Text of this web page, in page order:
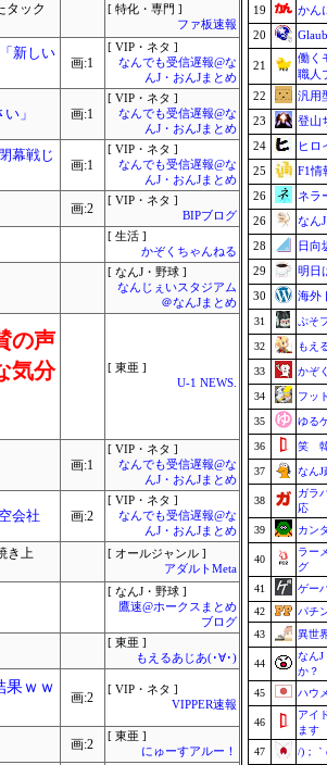
タック
[ 特化・専門 ]
ファ板速報
新しい
画:1
[ VIP・ネタ ]
なんでも受信遅報@な
んJ・おんJまとめ
」 画:1
[ VIP・ネタ ]
なんでも受信遅報@な
んJ・おんJまとめ
幕戦じ
画:1
[ VIP・ネタ ]
なんでも受信遅報@な
んJ・おんJまとめ
画:2
[ VIP・ネタ ]
BIPブログ
[ 生活 ]
かぞくちゃんねる
[ なんJ・野球 ]
なんじぇいスタジアム
＠なんJまとめ
の声
気分
[ 東亜 ]
U-1 NEWS.
画:1
[ VIP・ネタ ]
なんでも受信遅報@な
んJ・おんJまとめ
会社 画:2
[ VIP・ネタ ]
なんでも受信遅報@な
んJ・おんJまとめ
き上
[ オールジャンル ]
アダルトMeta
[ なんJ・野球 ]
鷹速@ホークスまとめ
ブログ
[ 東亜 ]
もえるあじあ(･∀･)
果ｗｗ
画:2
[ VIP・ネタ ]
VIPPER速報
画:2
[ 東亜 ]
にゅーすアルー！
19
かん
20
21
働く
職人
22
汎用
23
登山
24
ヒロ
25
F1情
26
ネラ
26
なん
28
日向
29
明日
30
海外
31 ぷそ
32 もえ
33 かぞ
34 フッ
35 ゆる
36 笑
37 なんJ
38
ガラ
応
39
カン
40
ラー
グ
41
ゲー
42
パチ
43
異世
44
なんJ
か？
45
ハウ
46
アイ
ます
47
/)；